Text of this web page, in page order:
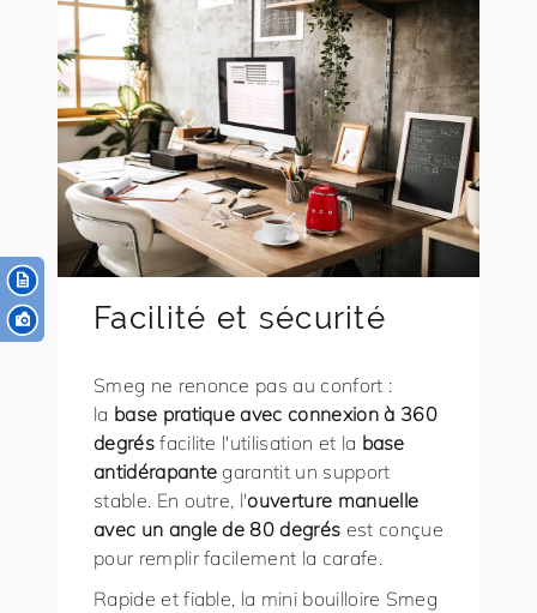
Facilité et sécurité
Smeg ne renonce pas au confort :
la base pratique avec connexion à 360
degrésfacilite l'utilisation et la base
antidérapante garantit un support
stable. En outre, l'ouverture manuelle
avec un angle de 80 degrés est conçue
pour remplir facilement la carafe.
Rapide et fiable, la mini bouilloire Smeg